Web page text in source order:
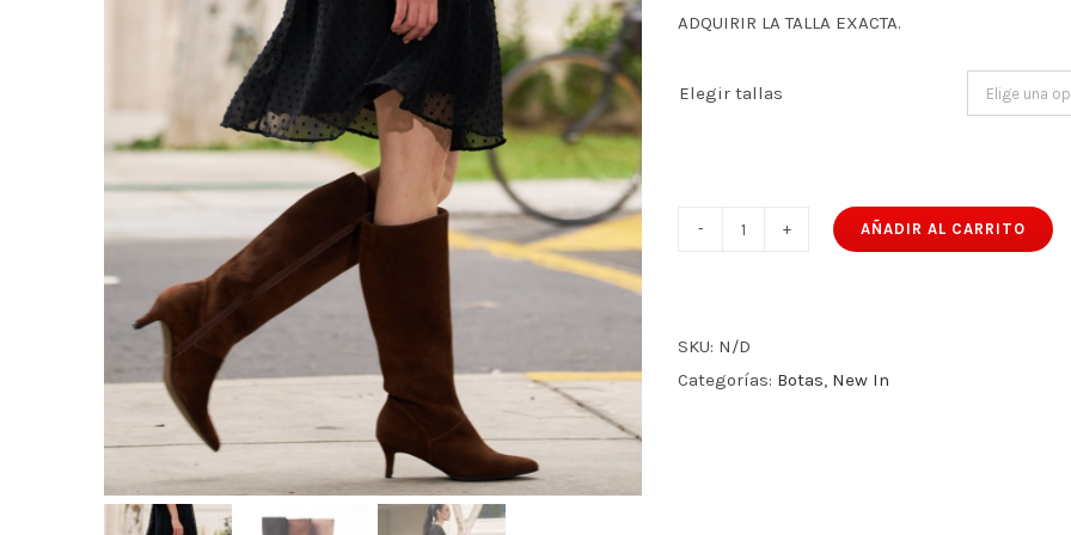
ADQUIRIR LA TALLA EXACTA.
Elegir tallas
AÑADIR AL CARRITO
SKU: N/D
Categorías: Botas, New In